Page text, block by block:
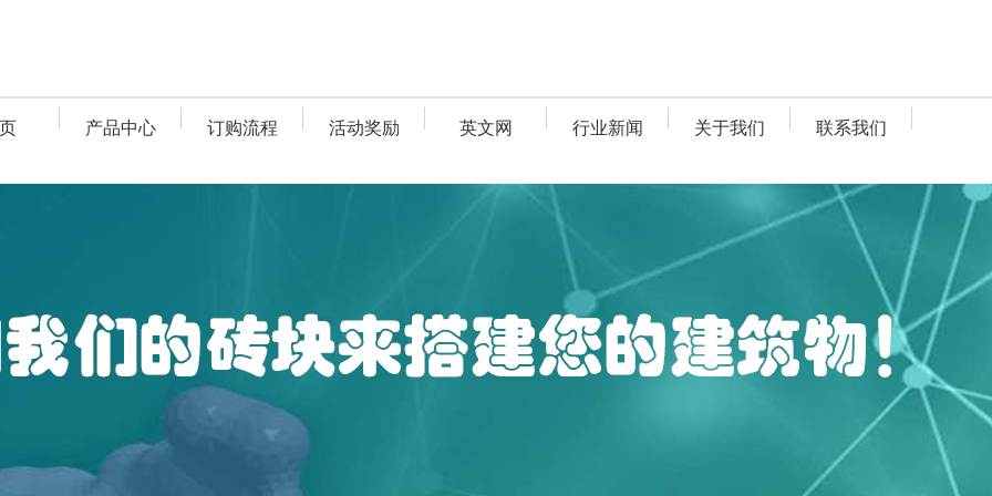
产品中心 订购流程 活动奖励 英文网 行业新闻 关于我们 联系我们